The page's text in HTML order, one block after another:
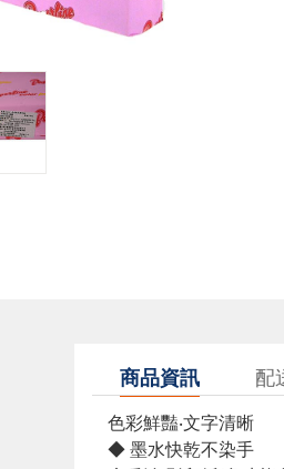
商品資訊 配
色彩鮮豔‧文字清晰
◆ 墨水快乾不染手